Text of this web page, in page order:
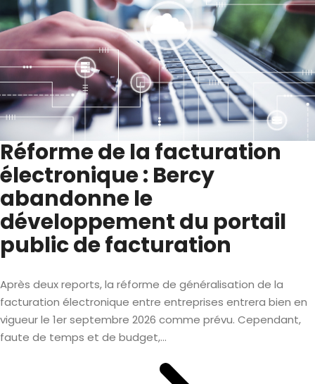
Réforme de la facturation
électronique : Bercy
abandonne le
développement du portail
public de facturation
Après deux reports, la réforme de généralisation de la
facturation électronique entre entreprises entrera bien en
vigueur le 1er septembre 2026 comme prévu. Cependant,
faute de temps et de budget,...